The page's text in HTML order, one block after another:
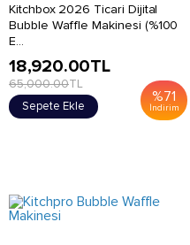
Kitchbox 2026 Ticari Dijital
Bubble Waffle Makinesi (%100
E...
%71
İndirim
18,920.00TL
65,000.00TL
Sepete Ekle